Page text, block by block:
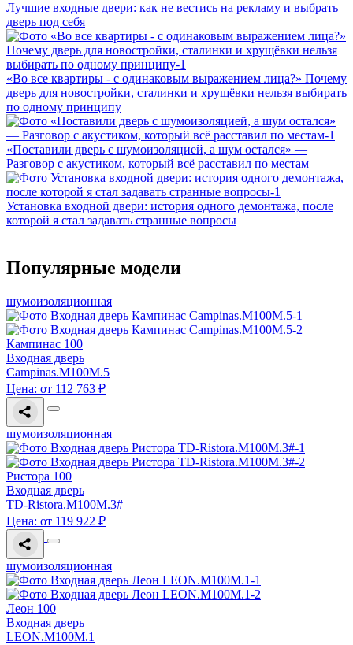
Лучшие входные двери: как не вестись на рекламу и выбрать
дверь под себя
«Во все квартиры - с одинаковым выражением лица?» Почему
дверь для новостройки, сталинки и хрущёвки нельзя выбирать
по одному принципу
«Поставили дверь с шумоизоляцией, а шум остался» —
Разговор с акустиком, который всё расставил по местам
Установка входной двери: история одного демонтажа, после
которой я стал задавать странные вопросы
Популярные модели
шумоизоляционная
Кампинас 100
Входная дверь
Campinas.M100M.5
Цена: от 112 763 ₽
шумоизоляционная
Ристора 100
Входная дверь
TD-Ristora.M100M.3#
Цена: от 119 922 ₽
шумоизоляционная
Леон 100
Входная дверь
LEON.M100M.1